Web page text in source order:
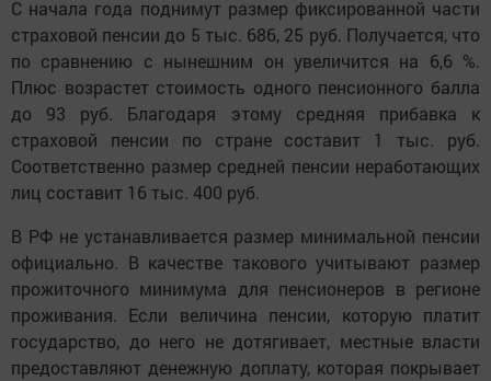
С начала года поднимут размер фиксированной части
страховой пенсии до 5 тыс. 686, 25 руб. Получается, что
по сравнению с нынешним он увеличится на 6,6 %.
Плюс возрастет стоимость одного пенсионного балла
до 93 руб. Благодаря этому средняя прибавка к
страховой пенсии по стране составит 1 тыс. руб.
Соответственно размер средней пенсии неработающих
лиц составит 16 тыс. 400 руб.
В РФ не устанавливается размер минимальной пенсии
официально. В качестве такового учитывают размер
прожиточного минимума для пенсионеров в регионе
проживания. Если величина пенсии, которую платит
государство, до него не дотягивает, местные власти
предоставляют денежную доплату, которая покрывает